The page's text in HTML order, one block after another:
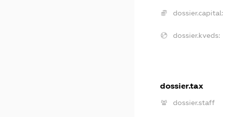
dossier.capital:
dossier.kveds:
dossier.tax
dossier.staff